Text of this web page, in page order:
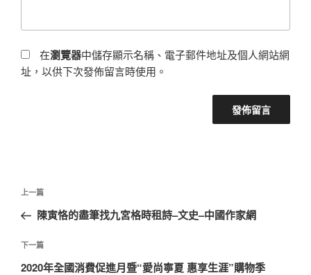
在瀏覽器中儲存顯示名稱、電子郵件地址及個人網站網
址，以供下次發佈留言時使用。
文
導
覽
上
一
文
章
上一篇
陳寅恪的盡筆找九宮格時租詩–文史–中國作家網
下
一
下一篇
2020年全國消費促進月暨“愛尚寧夏 惠享生涯”購物季